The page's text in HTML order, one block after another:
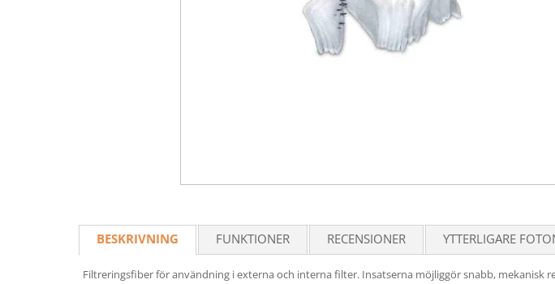
BESKRIVNING FUNKTIONER RECENSIONER YTTERLIGARE
Filtreringsfiber för användning i externa och interna filter. Insatserna möjliggör snabb,